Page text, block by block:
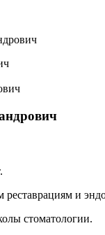
реставрациям и
стоматологии.